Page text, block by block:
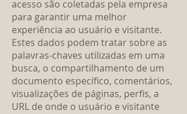
acesso são coletadas pela empresa
para garantir uma melhor
experiência ao usuário e visitante.
Estes dados podem tratar sobre as
palavras-chaves utilizadas em uma
busca, o compartilhamento de um
documento específico, comentários,
visualizações de páginas, perfis, a
URL de onde o usuário e visitante